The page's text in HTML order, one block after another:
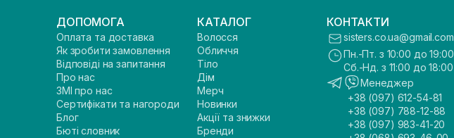
ДОПОМОГА
Оплата та доставка
Як зробити замовлення
Відповіді на запитання
Про нас
ЗМІ про нас
Сертифікати та нагороди
Блог
Бюті словник
КАТАЛОГ
Волосся
Обличчя
Тіло
Дім
Мерч
Новинки
Акції та знижки
Бренди
КОНТАКТИ
sisters.co.ua@gmail.com
Пн.-Пт. з 10:00 до 19:00
Сб.-Нд. з 11:00 до 18:00
Менеджер
+38 (097) 612-54-81
+38 (097) 788-12-88
+38 (097) 983-41-20